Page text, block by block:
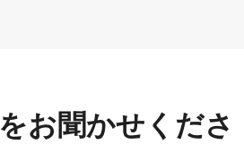
をお聞かせくださ